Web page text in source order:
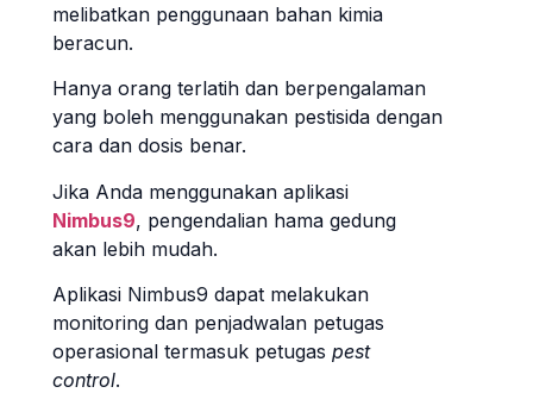
melibatkan penggunaan bahan kimia
beracun.
Hanya orang terlatih dan berpengalaman
yang boleh menggunakan pestisida dengan
cara dan dosis benar.
Jika Anda menggunakan aplikasi
Nimbus9, pengendalian hama gedung
akan lebih mudah.
Aplikasi Nimbus9 dapat melakukan
monitoring dan penjadwalan petugas
operasional termasuk petugas pest
control.